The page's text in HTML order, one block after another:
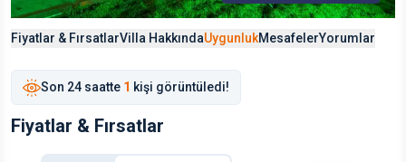
Fiyatlar & FırsatlarVilla HakkındaUygunlukMesafelerYorumlar
Son 24 saatte 1 kişi görüntüledi!
Fiyatlar & Fırsatlar